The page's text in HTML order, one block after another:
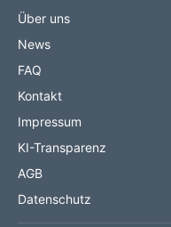
Über uns
News
FAQ
Kontakt
Impressum
KI-Transparenz
AGB
Datenschutz